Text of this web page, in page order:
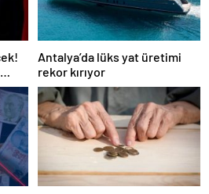
Antalya’da lüks yat üretimi
rekor kırıyor